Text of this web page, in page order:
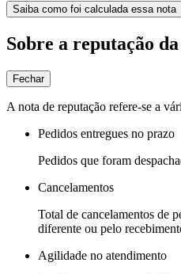
Saiba como foi calculada essa nota
Sobre a reputação
Fechar
A nota de reputação refere-se a
Pedidos entregues no prazo
Pedidos que foram
Cancelamentos
Total de cancelamentos de
diferente ou pelo
Agilidade no atendimento